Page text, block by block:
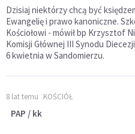
Dzisiaj niektórzy chcą być
Ewangelię i prawo kanoniczne.
Kościołowi - mówił bp Krzysztof
Komisji Głównej III Synodu
6 kwietnia w Sandomierzu.
8 lat temu KOŚCIÓŁ
PAP / kk